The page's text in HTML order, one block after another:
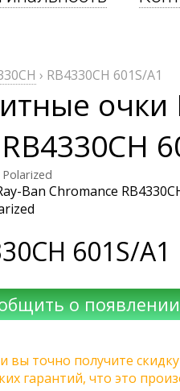
› RB4330CH 601S/A1
очки
601S/A1
вы точно получите
гарантий, что это